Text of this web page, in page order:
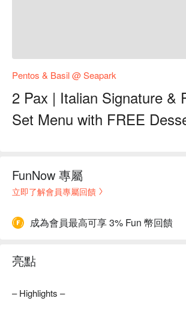
Pentos & Basil @ Seapark
2 Pax | Italian Signature &
Set Menu with FREE
FunNow 專屬
立即了解會員專屬回饋
成為會員最高可享 3% Fun 幣回饋
亮點
– Highlights –